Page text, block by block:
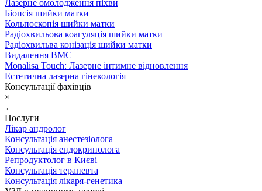
Лазерне омолодження піхви
Біопсія шийки матки
Кольпоскопія шийки матки
Радіохвильова коагуляція шийки матки
Радіохвильва конізація шийки матки
Видалення ВМС
Monalisa Touch: Лазерне інтимне відновлення
Естетична лазерна гінекологія
Консультації фахівців
×
←
Послуги
Лікар андролог
Консультація анестезіолога
Консультація ендокринолога
Репродуктолог в Києві
Консультація терапевта
Консультація лікаря-генетика